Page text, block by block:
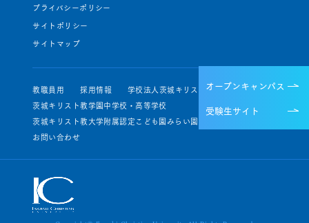
オープンキャンパス
受験生サイト
プライバシーポリシー
サイトポリシー
サイトマップ
教職員用 採用情報
学校法人茨城キリスト教学園
茨城キリスト教学園中学校・高等学校
茨城キリスト教大学附属認定こども園みらい園・せいじ園
お問い合わせ